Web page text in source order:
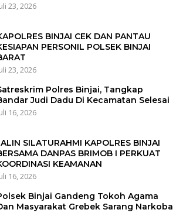
23, 2026
BINJAI CEK DAN PANTAU
PERSONIL POLSEK BINJAI
23, 2026
Polres Binjai, Tangkap
Judi Dadu Di Kecamatan Selesai
16, 2026
SILATURAHMI KAPOLRES BINJAI
DANPAS BRIMOB I PERKUAT
KEAMANAN
16, 2026
Binjai Gandeng Tokoh Agama
Masyarakat Grebek Sarang Narkoba